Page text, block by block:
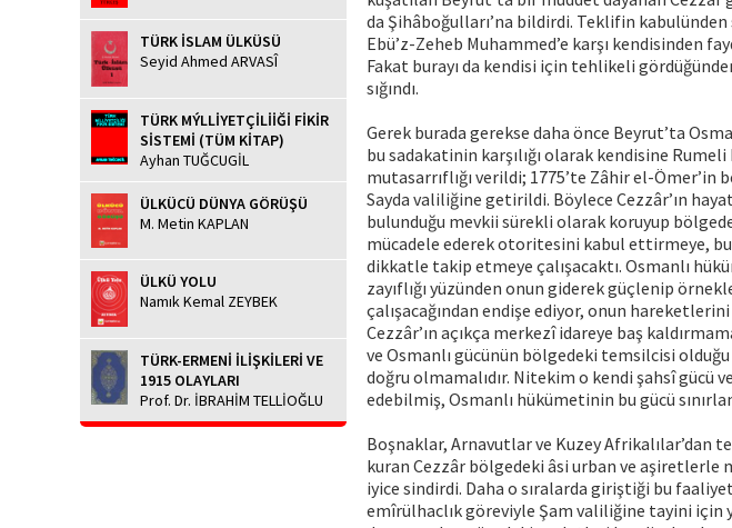
TÜRK İSLAM ÜLKÜSÜ
Seyid Ahmed ARVASÎ
TÜRK MÝLLİYETÇİLİİĞİ FİKİR
SİSTEMİ (TÜM KİTAP)
Ayhan TUĞCUGİL
ÜLKÜCÜ DÜNYA GÖRÜŞÜ
M. Metin KAPLAN
ÜLKÜ YOLU
Namık Kemal ZEYBEK
TÜRK-ERMENİ İLİŞKİLERİ VE
1915 OLAYLARI
Prof. Dr. İBRAHİM TELLİOĞLU
da Şihâboğulları’na bildirdi. Teklifin kabulünden
Ebü’z-Zeheb Muhammed’e karşı kendisinden
Fakat burayı da kendisi için tehlikeli
sığındı.
Gerek burada gerekse daha önce Beyrut’ta
bu sadakatinin karşılığı olarak kendisine
mutasarrıflığı verildi; 1775’te Zâhir el-
Sayda valiliğine getirildi. Böylece Cezzâr’ın
bulunduğu mevkii sürekli olarak koruyup
mücadele ederek otoritesini kabul ettirmeye,
dikkatle takip etmeye çalışacaktı. Osmanlı
zayıflığı yüzünden onun giderek güçlenip
çalışacağından endişe ediyor, onun
Cezzâr’ın açıkça merkezî idareye baş
ve Osmanlı gücünün bölgedeki temsilcisi
doğru olmamalıdır. Nitekim o kendi şahsî gücü
edebilmiş, Osmanlı hükümetinin bu gücü
Boşnaklar, Arnavutlar ve Kuzey
kuran Cezzâr bölgedeki âsi urban ve aşiretlerle
iyice sindirdi. Daha o sıralarda giriştiği bu
emîrülhaclık göreviyle Şam valiliğine tayini için